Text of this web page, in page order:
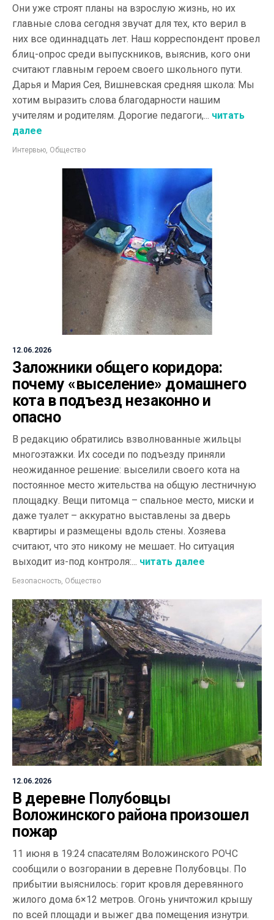
Они уже строят планы на взрослую жизнь, но их
главные слова сегодня звучат для тех, кто верил в
них все одиннадцать лет. Наш корреспондент провел
блиц-опрос среди выпускников, выяснив, кого они
считают главным героем своего школьного пути.
Дарья и Мария Сея, Вишневская средняя школа: Мы
хотим выразить слова благодарности нашим
учителям и родителям. Дорогие педагоги,... читать
далее
Интервью, Общество
12.06.2026
Заложники общего коридора:
почему «выселение» домашнего
кота в подъезд незаконно и
опасно
В редакцию обратились взволнованные жильцы
многоэтажки. Их соседи по подъезду приняли
неожиданное решение: выселили своего кота на
постоянное место жительства на общую лестничную
площадку. Вещи питомца – спальное место, миски и
даже туалет – аккуратно выставлены за дверь
квартиры и размещены вдоль стены. Хозяева
считают, что это никому не мешает. Но ситуация
выходит из-под контроля:... читать далее
Безопасность, Общество
12.06.2026
В деревне Полубовцы
Воложинского района произошел
пожар
11 июня в 19:24 спасателям Воложинского РОЧС
сообщили о возгорании в деревне Полубовцы. По
прибытии выяснилось: горит кровля деревянного
жилого дома 6×12 метров. Огонь уничтожил крышу
по всей площади и выжег два помещения изнутри.